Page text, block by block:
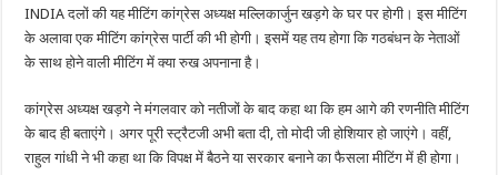
लेकर
फैसला
होगा,
TDP-
JDU
लेने
भी
चर्चा
होगी
INDIA दलों की यह मीटिंग कांग्रेस अध्यक्ष मल्लिकार्जुन खड़गे के घर पर होगी। इस मीटिंग
के अलावा एक मीटिंग कांग्रेस पार्टी की भी होगी। इसमें यह तय होगा कि गठबंधन के नेताओं
के साथ होने वाली मीटिंग में क्या रुख अपनाना है।
कांग्रेस अध्यक्ष खड़गे ने मंगलवार को नतीजों के बाद कहा था कि हम आगे की रणनीति मीटिंग
के बाद ही बताएंगे। अगर पूरी स्ट्रैटजी अभी बता दी, तो मोदी जी होशियार हो जाएंगे। वहीं,
राहुल गांधी ने भी कहा था कि विपक्ष में बैठने या सरकार बनाने का फैसला मीटिंग में ही होगा।